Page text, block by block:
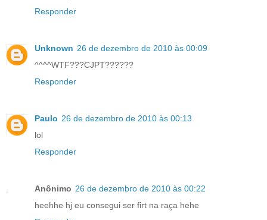
Responder
Unknown 26 de dezembro de 2010 às 00:09
^^^^WTF???CJPT??????
Responder
Paulo 26 de dezembro de 2010 às 00:13
lol
Responder
Anônimo 26 de dezembro de 2010 às 00:22
heehhe hj eu consegui ser firt na raça hehe